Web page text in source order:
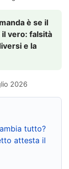
è se il
vero: falsità
e la
2026
tutto?
attesta il